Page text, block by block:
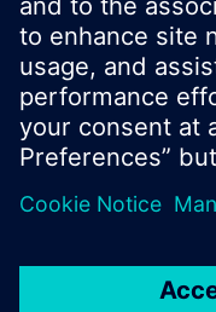
© Siemens Schweiz
Produktangebot